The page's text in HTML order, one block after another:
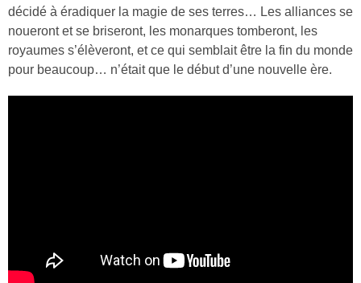
décidé à éradiquer la magie de ses terres… Les alliances se
noueront et se briseront, les monarques tomberont, les
royaumes s’élèveront, et ce qui semblait être la fin du monde
pour beaucoup… n’était que le début d’une nouvelle ère.